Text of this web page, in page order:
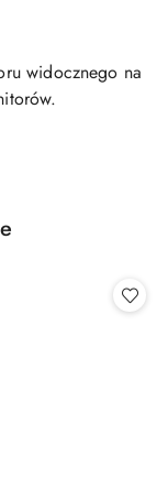
widocznego na